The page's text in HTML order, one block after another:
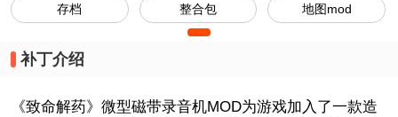
存档 整合包 地图mod
补丁介绍
《致命解药》微型磁带录音机MOD为游戏加入了一款造